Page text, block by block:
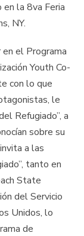
en la 8va Feria
NY.
el Programa
Youth Co-
con lo que
le
Refugiado”, a
sobre su
a las
tanto en
State
del Servicio
Unidos, lo
de